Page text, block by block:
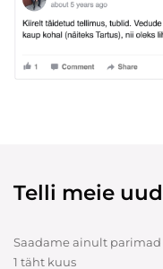
Telli meie
Saadame ainult
1 täht kuus